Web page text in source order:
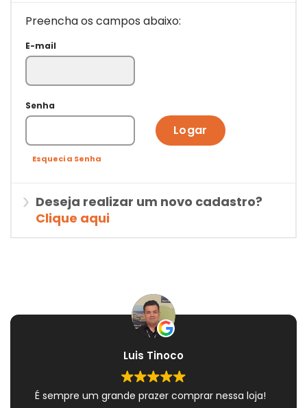
Preencha os campos abaixo:
E-mail
Senha
Logar
Esqueci a Senha
Deseja realizar um novo cadastro?
Clique aqui
Luis Tinoco
É sempre um grande prazer comprar nessa loja!